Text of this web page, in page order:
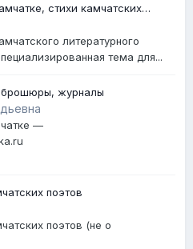
стихи камчатских
литературного
тема для...
брошюры, журналы
—
поэтов
поэтов (не о